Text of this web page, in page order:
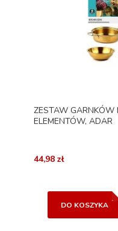
ZESTAW GARNKÓW
ELEMENTÓW, ADAR
44,98 zł
DO KOSZYKA